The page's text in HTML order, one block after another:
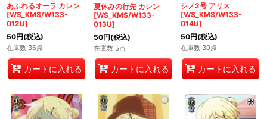
あふれるオーラ カレン
[WS_KMS/W133-
012U]
50円(税込)
在庫数 36点
カートに入れる
夏休みの行先 カレン
[WS_KMS/W133-
013U]
50円(税込)
在庫数 5点
カートに入れる
シノ2号 アリス
[WS_KMS/W133-
014U]
50円(税込)
在庫数 30点
カートに入れる